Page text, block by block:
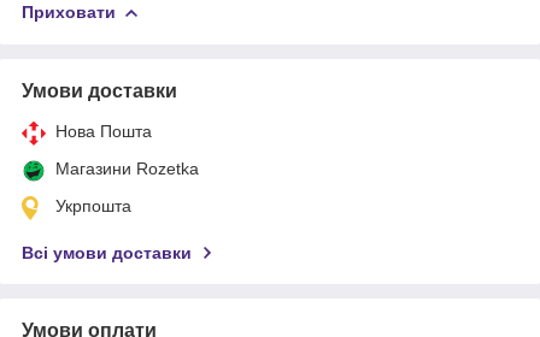
Приховати
Умови доставки
Нова Пошта
Магазини Rozetka
Укрпошта
Всі умови доставки
Умови оплати